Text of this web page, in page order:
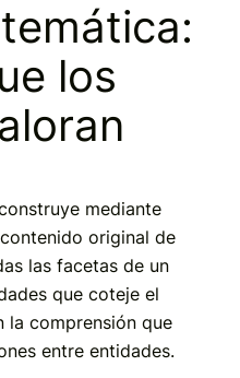
los
mediante
original de
las facetas de un
que coteje el
la comprensión que
entre entidades.